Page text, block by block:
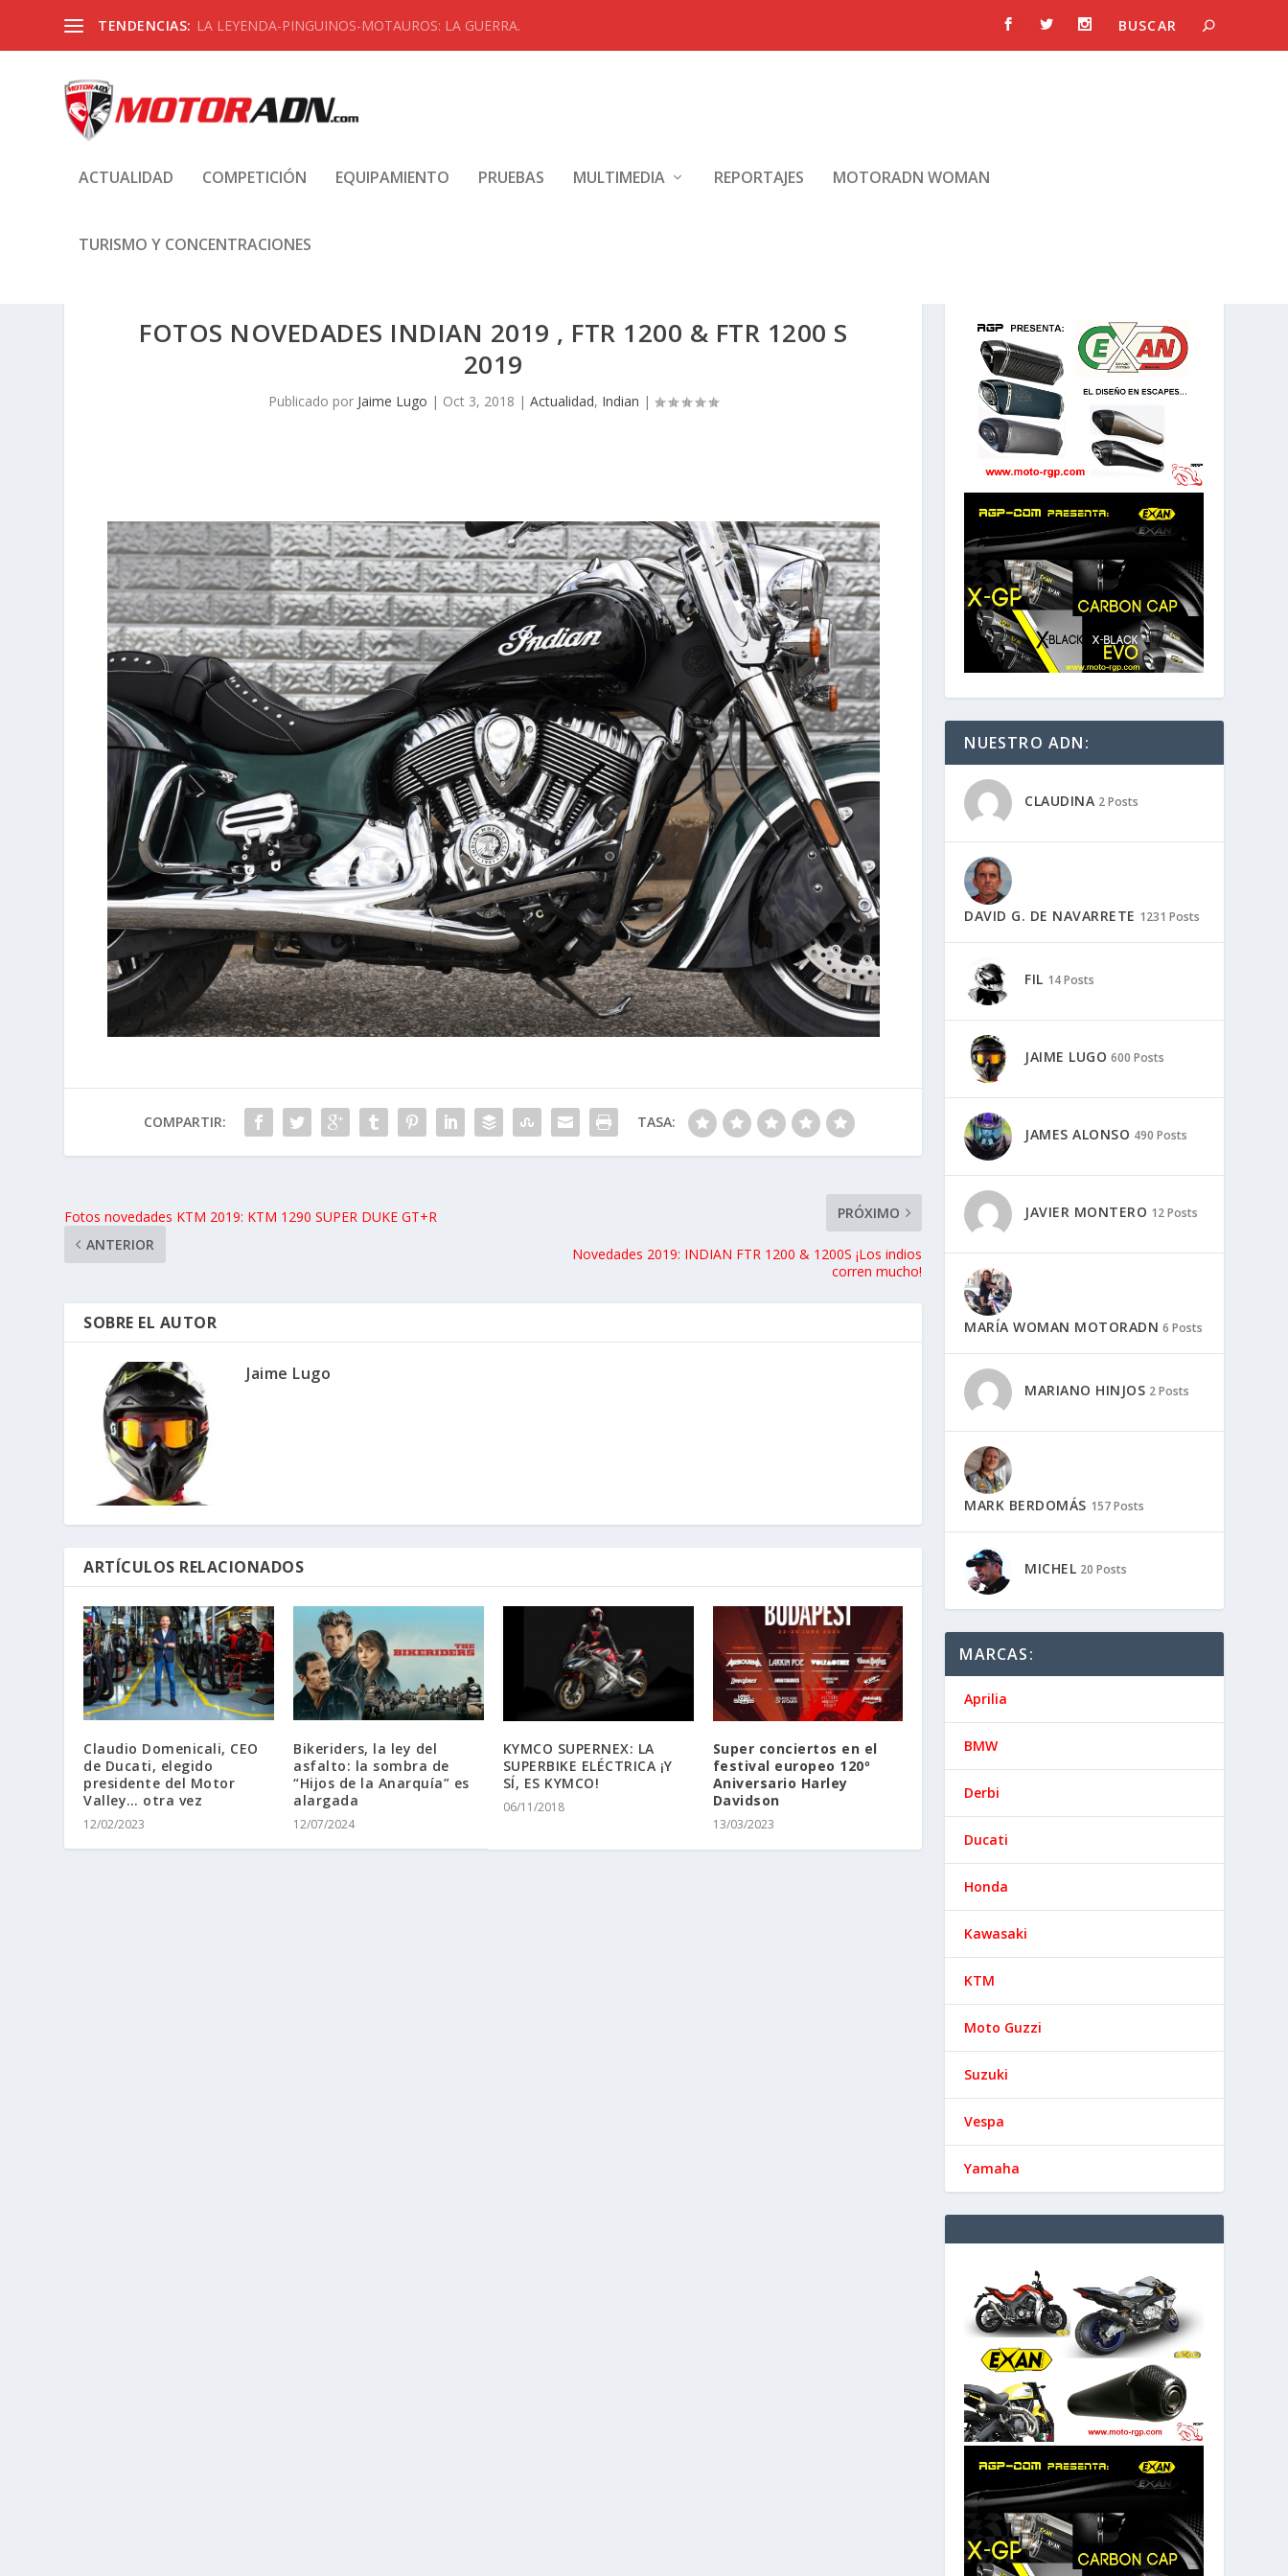
TENDENCIAS: LA LEYENDA-PINGUINOS-MOTAUROS: LA GUERRA.
ACTUALIDAD COMPETICIÓN EQUIPAMIENTO PRUEBAS MULTIMEDIA REPORTAJES MOTORADN WOMAN
TURISMO Y CONCENTRACIONES
FOTOS NOVEDADES INDIAN 2019 , FTR 1200 & FTR 1200 S
2019
Publicado por Jaime Lugo | Oct 3, 2018 |Actualidad, Indian |
COMPARTIR: TASA:
Fotos novedades KTM 2019: KTM 1290 SUPER DUKE GT+R
ANTERIOR
PRÓXIMO
Novedades 2019: INDIAN FTR 1200 & 1200S ¡Los indios
corren mucho!
SOBRE EL AUTOR
Jaime Lugo
ARTÍCULOS RELACIONADOS
Claudio Domenicali, CEO
de Ducati, elegido
presidente del Motor
Valley… otra vez
12/02/2023
Bikeriders, la ley del
asfalto: la sombra de
“Hijos de la Anarquía” es
alargada
12/07/2024
KYMCO SUPERNEX: LA
SUPERBIKE ELÉCTRICA ¡Y
SÍ, ES KYMCO!
06/11/2018
Super conciertos en el
festival europeo 120º
Aniversario Harley
Davidson
13/03/2023
NUESTRO ADN:
CLAUDINA 2 Posts
DAVID G. DE NAVARRETE 1231 Posts
FIL 14 Posts
JAIME LUGO 600 Posts
JAMES ALONSO 490 Posts
JAVIER MONTERO 12 Posts
MARÍA WOMAN MOTORADN 6 Posts
MARIANO HINJOS 2 Posts
MARK BERDOMÁS 157 Posts
MICHEL 20 Posts
MARCAS:
Aprilia
BMW
Derbi
Ducati
Honda
Kawasaki
KTM
Moto Guzzi
Suzuki
Vespa
Yamaha